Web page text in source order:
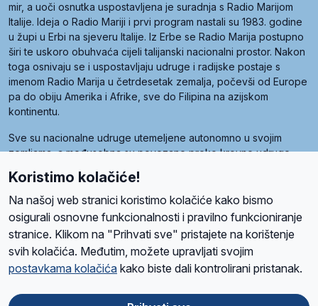
mir, a uoči osnutka uspostavljena je suradnja s Radio Marijom
Italije. Ideja o Radio Mariji i prvi program nastali su 1983. godine
u župi u Erbi na sjeveru Italije. Iz Erbe se Radio Marija postupno
širi te uskoro obuhvaća cijeli talijanski nacionalni prostor. Nakon
toga osnivaju se i uspostavljaju udruge i radijske postaje s
imenom Radio Marija u četrdesetak zemalja, počevši od Europe
pa do obiju Amerika i Afrike, sve do Filipina na azijskom
kontinentu.
Sve su nacionalne udruge utemeljene autonomno u svojim
zemljama, a međusobna su povezane preko krovne udruge
Radio Maria). Svjetsku obitelj utemeljilo je sedam članica, među
kojima je i hrvatska Udruga Radio Marija.
O namaRadio ProgramVolonteriPrijateljiKontaktPravila privatnosti
Ova stranica je zaštićena Google reCAPTCHA sustavom
Koristimo kolačiće!
Na našoj web stranici koristimo kolačiće kako bismo
osigurali osnovne funkcionalnosti i pravilno funkcioniranje
stranice. Klikom na "Prihvati sve" pristajete na korištenje
svih kolačića. Međutim, možete upravljati svojim
postavkama kolačića kako biste dali kontrolirani pristanak.